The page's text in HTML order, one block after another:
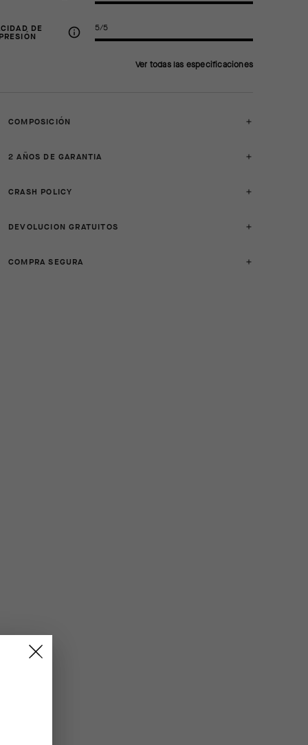
DE 5/5
Ver todas las especificaciones
COMPOSICIÓN
2 AÑOS DE GARANTIA
CRASH POLICY
DEVOLUCION GRATUITOS
COMPRA SEGURA